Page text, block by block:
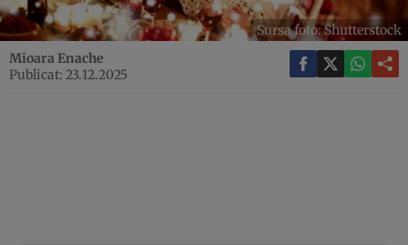
Sursa foto: Shutterstock
Mioara Enache
Publicat: 23.12.2025